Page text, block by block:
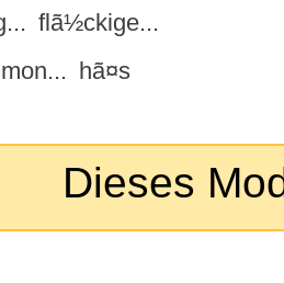
flã½ckige...
hã¤s
Dieses